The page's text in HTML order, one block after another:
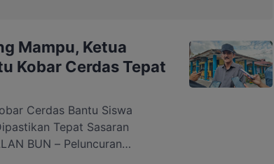
Mampu, Ketua
Kobar Cerdas Tepat
Cerdas Bantu Siswa
Tepat Sasaran
BUN – Peluncuran
mendapat dukungan penuh